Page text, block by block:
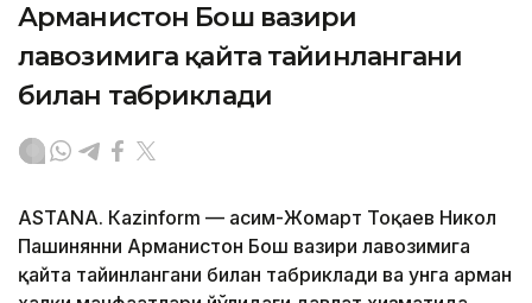
Арманистон Бош вазири
лавозимига қайта тайинлангани
билан табриклади
ASTANА. Кazinform — Қасим-Жомарт Тоқаев Никол
Пашинянни Арманистон Бош вазири лавозимига
қайта тайинлангани билан табриклади ва унга арман